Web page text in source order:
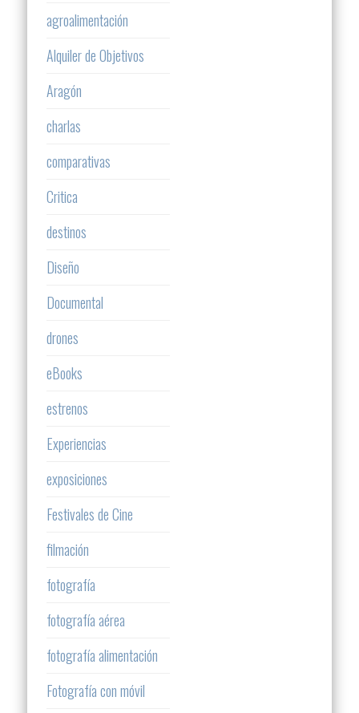
agroalimentación
Alquiler de Objetivos
Aragón
charlas
comparativas
Critica
destinos
Diseño
Documental
drones
eBooks
estrenos
Experiencias
exposiciones
Festivales de Cine
filmación
fotografía
fotografía aérea
fotografía alimentación
Fotografía con móvil